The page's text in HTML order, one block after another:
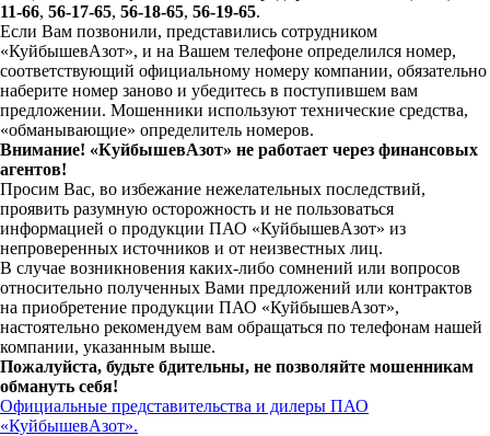
11-66, 56-17-65, 56-18-65, 56-19-65.
Если Вам позвонили, представились сотрудником
«КуйбышевАзот», и на Вашем телефоне определился номер,
соответствующий официальному номеру компании, обязательно
наберите номер заново и убедитесь в поступившем вам
предложении. Мошенники используют технические средства,
«обманывающие» определитель номеров.
Внимание! «КуйбышевАзот» не работает через финансовых
агентов!
Просим Вас, во избежание нежелательных последствий,
проявить разумную осторожность и не пользоваться
информацией о продукции ПАО «КуйбышевАзот» из
непроверенных источников и от неизвестных лиц.
В случае возникновения каких-либо сомнений или вопросов
относительно полученных Вами предложений или контрактов
на приобретение продукции ПАО «КуйбышевАзот»,
настоятельно рекомендуем вам обращаться по телефонам нашей
компании, указанным выше.
Пожалуйста, будьте бдительны, не позволяйте мошенникам
обмануть себя!
Официальные представительства и дилеры ПАО
«КуйбышевАзот».